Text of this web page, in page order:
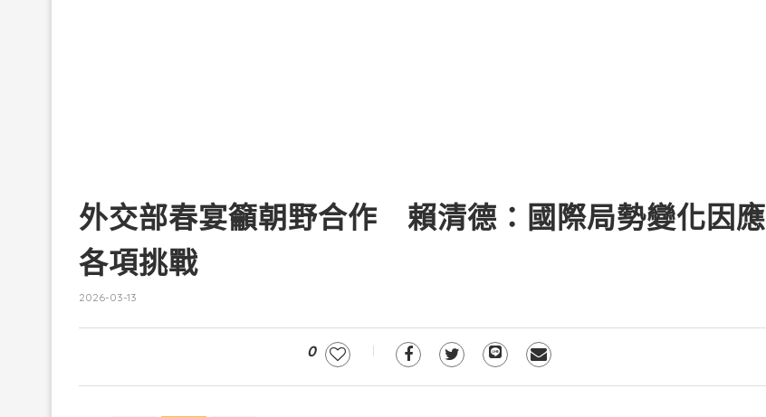
外交部春宴籲朝野合作 賴清德：國際局勢變化因應
各項挑戰
2026-03-13
0